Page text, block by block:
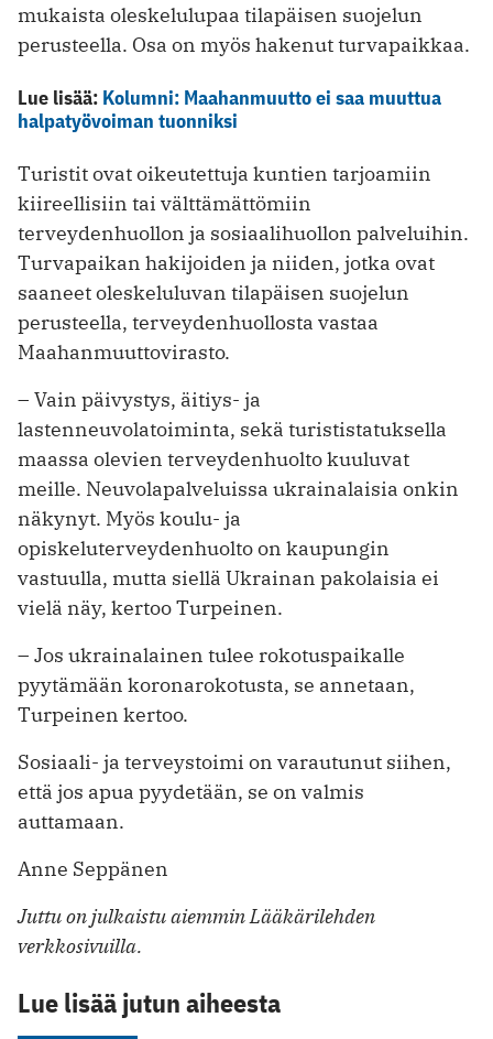
mukaista oleskelulupaa tilapäisen suojelun
perusteella. Osa on myös hakenut turvapaikkaa.
Lue lisää: Kolumni: Maahanmuutto ei saa muuttua
halpatyövoiman tuonniksi
Turistit ovat oikeutettuja kuntien tarjoamiin
kiireellisiin tai välttämättömiin
terveydenhuollon ja sosiaalihuollon palveluihin.
Turvapaikan hakijoiden ja niiden, jotka ovat
saaneet oleskeluluvan tilapäisen suojelun
perusteella, terveydenhuollosta vastaa
Maahanmuuttovirasto.
– Vain päivystys, äitiys- ja
lastenneuvolatoiminta, sekä turististatuksella
maassa olevien terveydenhuolto kuuluvat
meille. Neuvolapalveluissa ukrainalaisia onkin
näkynyt. Myös koulu- ja
opiskeluterveydenhuolto on kaupungin
vastuulla, mutta siellä Ukrainan pakolaisia ei
vielä näy, kertoo Turpeinen.
– Jos ukrainalainen tulee rokotuspaikalle
pyytämään koronarokotusta, se annetaan,
Turpeinen kertoo.
Sosiaali- ja terveystoimi on varautunut siihen,
että jos apua pyydetään, se on valmis
auttamaan.
Anne Seppänen
Juttu on julkaistu aiemmin Lääkärilehden
verkkosivuilla.
Lue lisää jutun aiheesta